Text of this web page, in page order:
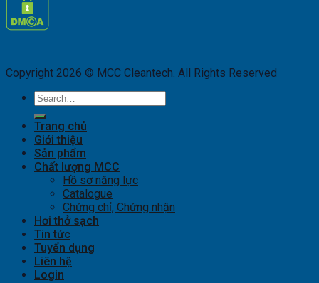
Copyright 2026 © MCC Cleantech. All Rights Reserved
Search
Trang chủ
Giới thiệu
Sản phẩm
Chất lượng MCC
Hồ sơ năng lực
Catalogue
Chứng chỉ, Chứng nhận
Hơi thở sạch
Tin tức
Tuyển dụng
Liên hệ
Login